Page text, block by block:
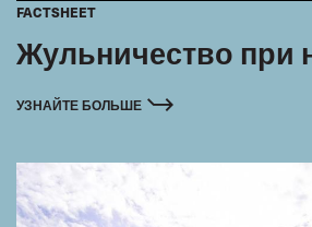
FACTSHEET
Жульничество при
УЗНАЙТЕ БОЛЬШЕ